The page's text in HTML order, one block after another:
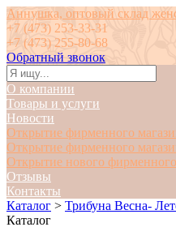
Аннушка, оптовый склад
+7 (473) 253-33-31
+7 (473) 255-80-68
Обратный звонок
О компании
Товары и услуги
Новости
Открытие фирменного
Открытие фирменного
Открытие нового
Отзывы
Контакты
Каталог > Трибуна Весна-
Каталог